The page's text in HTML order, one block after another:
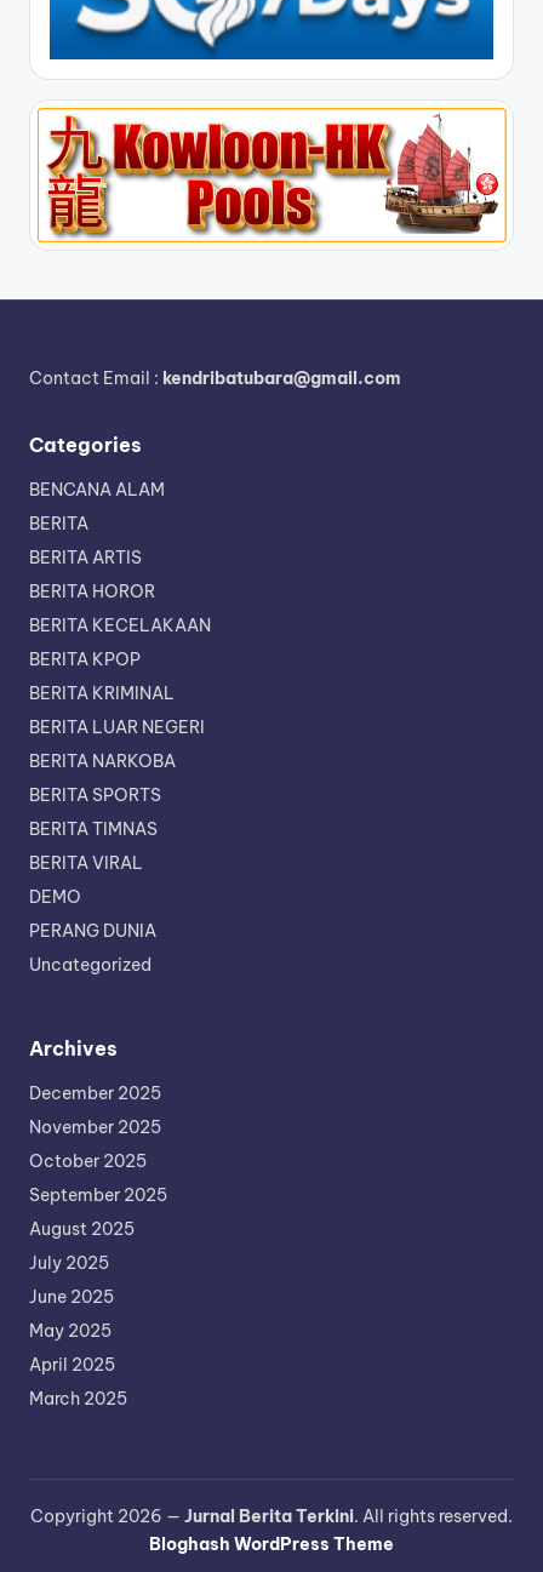
Contact Email : kendribatubara@gmail.com
Categories
BENCANA ALAM
BERITA
BERITA ARTIS
BERITA HOROR
BERITA KECELAKAAN
BERITA KPOP
BERITA KRIMINAL
BERITA LUAR NEGERI
BERITA NARKOBA
BERITA SPORTS
BERITA TIMNAS
BERITA VIRAL
DEMO
PERANG DUNIA
Uncategorized
Archives
December 2025
November 2025
October 2025
September 2025
August 2025
July 2025
June 2025
May 2025
April 2025
March 2025
Copyright 2026 — Jurnal Berita Terkini. All rights reserved.
Bloghash WordPress Theme